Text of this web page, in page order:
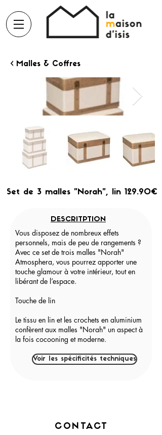
< Malles & Coffres
Set de 3 malles "Norah", lin 129.90€
DESCRITPTION
Vous disposez de nombreux effets
personnels, mais de peu de rangements ?
Avec ce set de trois malles "Norah"
Atmosphera, vous pourrez apporter une
touche glamour à votre intérieur, tout en
libérant de l’espace.
Touche de lin
Le tissu en lin et les crochets en aluminium
confèrent aux malles "Norah" un aspect à
la fois cocooning et moderne.
Voir les spécificités techniques
CONTACT